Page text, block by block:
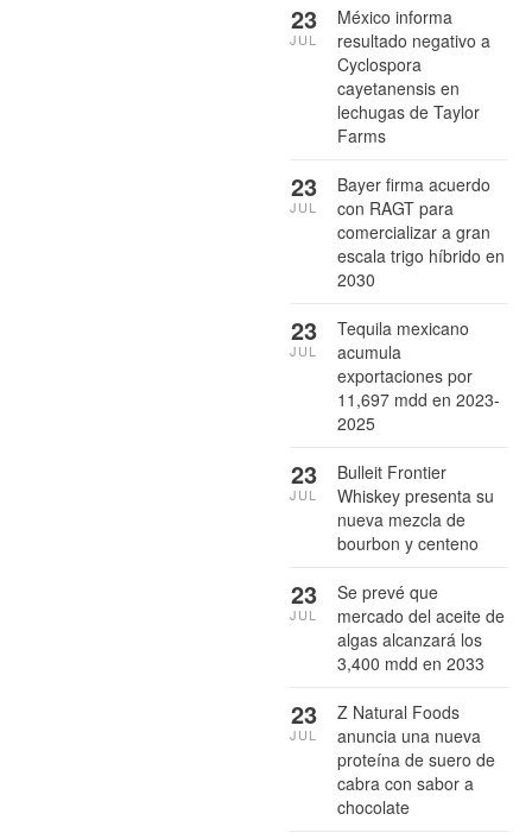
México informa
resultado negativo a
Cyclospora
cayetanensis en
lechugas de Taylor
Farms
23
JUL
Bayer firma acuerdo
con RAGT para
comercializar a gran
escala trigo híbrido en
2030
23
JUL
Tequila mexicano
acumula
exportaciones por
11,697 mdd en 2023-
2025
23
JUL
Bulleit Frontier
Whiskey presenta su
nueva mezcla de
bourbon y centeno
23
JUL
Se prevé que
mercado del aceite de
algas alcanzará los
3,400 mdd en 2033
23
JUL
Z Natural Foods
anuncia una nueva
proteína de suero de
cabra con sabor a
chocolate
23
JUL